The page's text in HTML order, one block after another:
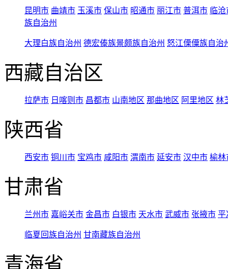
昆明市 曲靖市 玉溪市 保山市 昭通市 丽江市 普洱市 临
族自治州
大理白族自治州 德宏傣族景颇族自治州 怒江傈僳族自治
西藏自治区
拉萨市 日喀则市 昌都市 山南地区 那曲地区 阿里地区 林
陕西省
西安市 铜川市 宝鸡市 咸阳市 渭南市 延安市 汉中市 榆林
甘肃省
兰州市 嘉峪关市 金昌市 白银市 天水市 武威市 张掖市 平
临夏回族自治州 甘南藏族自治州
青海省